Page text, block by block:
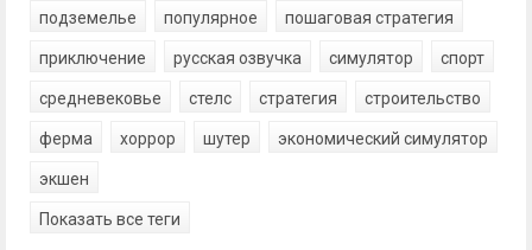
подземелье популярное пошаговая стратегия
приключение русская озвучка симулятор спорт
средневековье стелс стратегия строительство
ферма хоррор шутер экономический симулятор
экшен
Показать все теги